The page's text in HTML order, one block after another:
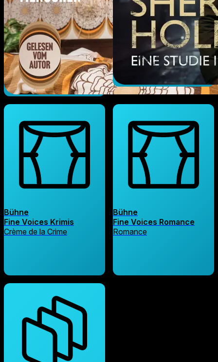
Bühne
Fine Voices Krimis
Crème de la Crime
Bühne
Fine Voices Romance
Romance